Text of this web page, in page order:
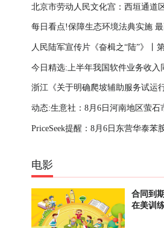
前已连涨3日
北京市劳动人民文化宫：西垣通道
每日看点!保障生态环境法典实施
人民陆军宣传片《奋楫之“陆”》丨
今日精选:上半年我国软件业务收入
浙江《关于明确爬坡辅助服务试运
稿）》 发布
动态:生意社：8月6日河南地区萤石
PriceSeek提醒：8月6日东营华泰苯
电影
合同到
在美训